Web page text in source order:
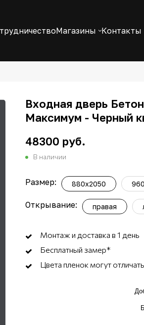
Магазины Контакты
Входная дверь
Максимум - Черный
48300 руб.
В наличии
Размер: 880x2050
Открывание: правая
Монтаж и доставка в 1 день
Бесплатный замер*
Цвета пленок могут